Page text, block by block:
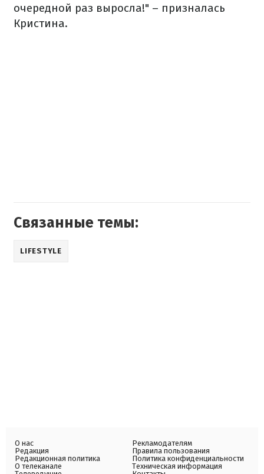
очередной раз выросла!" – призналась
Кристина.
Связанные темы:
LIFESTYLE
О нас
Редакция
Редакционная политика
О телеканале
Рекламодателям
Правила пользования
Политика конфиденциальности
Техническая информация